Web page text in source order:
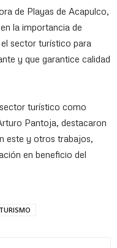
de Playas de Acapulco,
la importancia de
sector turístico para
y que garantice calidad
turístico como
Pantoja, destacaron
este y otros trabajos,
en beneficio del
TURISMO